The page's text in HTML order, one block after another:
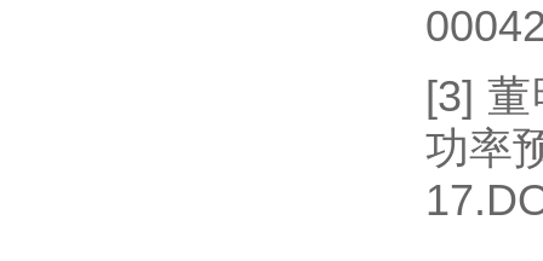
[3]董
功率